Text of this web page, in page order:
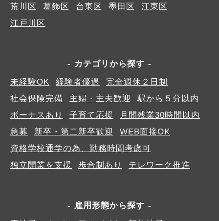
荒川区
葛飾区 台東区 墨田区
江東区
江戸川区
カテゴリから探す
未経験OK
経験者優遇
完全週休２日制
社会保険完備
主婦・主夫歓迎
駅から５分以内
ボーナスあり
子育て応援
月間残業30時間以内
急募
新卒・第二新卒歓迎
WEB面接OK
資格学校通学の為、勤務時間考慮可
独立開業を支援
歩合制あり テレワーク推進
雇用形態から探す